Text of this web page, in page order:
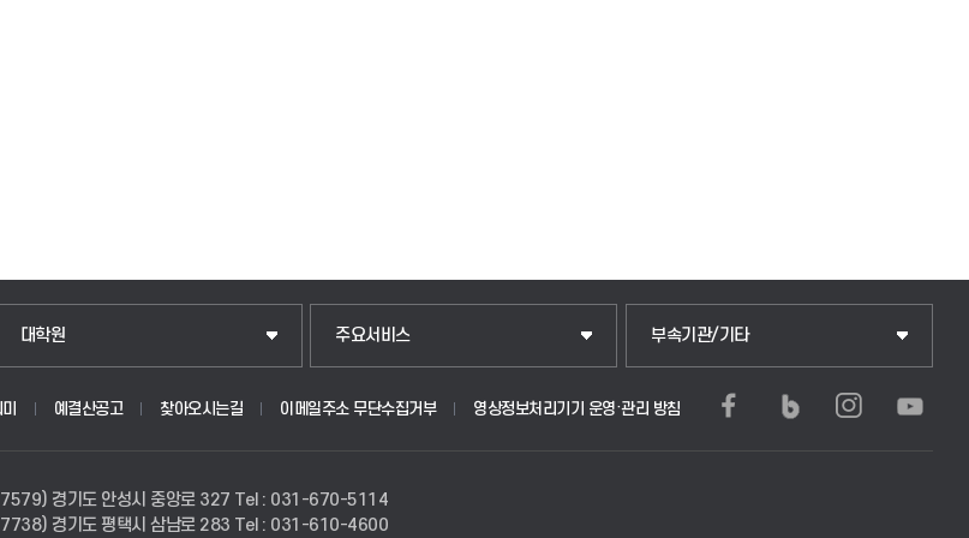
대학원
일반대학원
산업대학원
경영대학원
주요서비스
입학안내
웹메일
학사시스템(전문학사 및 전공심화)
부속기관/기타
중앙도서관
학생생활관(안성)
예결산공고 찾아오시는길 이메일주소 무단수집거부 영상정보처리기기 운영·관리 방침
경기도 안성시 중앙로 327 Tel : 031-670-5114
경기도 평택시 삼남로 283 Tel : 031-610-4600